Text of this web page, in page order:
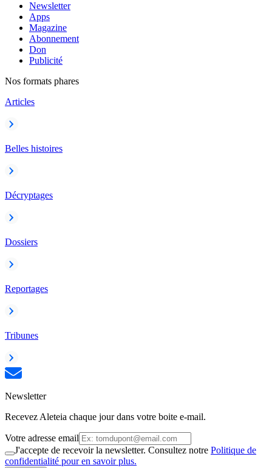
Newsletter
Apps
Magazine
Abonnement
Don
Publicité
Nos formats phares
Articles
Belles histoires
Décryptages
Dossiers
Reportages
Tribunes
Newsletter
Recevez Aleteia chaque jour dans votre boite e-mail.
Votre adresse email
J'accepte de recevoir la newsletter. Consultez notre Politique de
confidentialité pour en savoir plus.